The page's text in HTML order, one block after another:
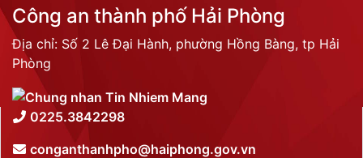
Công an thành phố Hải Phòng
Địa chỉ: Số 2 Lê Đại Hành, phường Hồng Bàng, tp Hải
Phòng
0225.3842298
conganthanhpho@haiphong.gov.vn